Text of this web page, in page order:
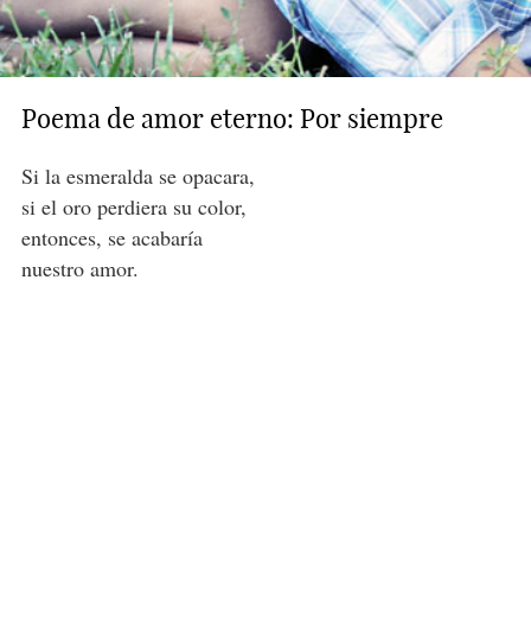
Poema de amor eterno: Por siempre
Si la esmeralda se opacara,
si el oro perdiera su color,
entonces, se acabaría
nuestro amor.